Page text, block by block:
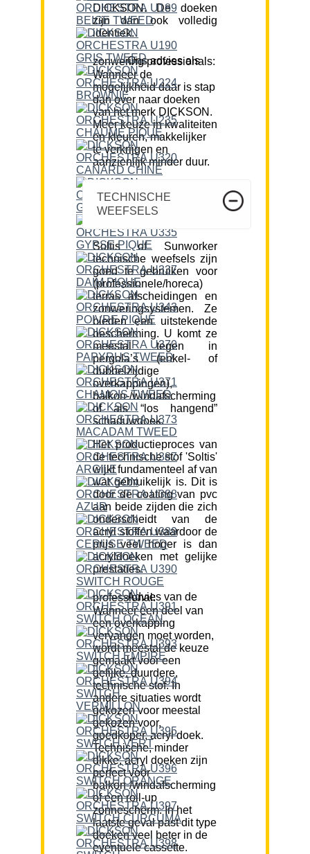
DICKSON. De doeken
zijn dan ook volledig
identiek.
Ons advies als zonwering professionals:
Wanneer de
mogelijkheid daar is stap
dan over naar doeken
van het merk DICKSON.
Meer keuze in kwaliteiten
en kleuren, makkelijker
te verkrijgen en
aanzienlijk minder duur.
TECHNISCHE
WEEFSELS
Soltis of Sunworker
technische weefsels zijn
goed te gebruiken voor
(professionele/horeca)
terras afscheidingen en
zonweringsystemen. Ze
bieden een uitstekende
bescherming. U komt ze
meestal tegen in
pergola’s (enkel- of
dubbelzijdige
overkappingen),
balkon-/windafscherming
of als “los hangend”
schaduwdoek.
Het productieproces van
de technische stof 'Soltis'
wijkt fundamenteel af van
wat gebruikelijk is. Dit is
door de coating van pvc
aan beide zijden die zich
onderscheidt van de
acryl stoffen waardoor de
prijs veel hoger is dan
acryldoeken met gelijke
prestaties.
Advies van de professional:
Wanneer een deel van
een overkapping
vervangen moet worden,
wordt meestal de keuze
gemaakt voor een
gelijke, duurdere,
technische stof. In
andere situaties wordt
gekozen voor meestal
gekozen voor,
goedkoper, acryl doek.
Technische, minder
dikke, acryl doeken zijn
perfect voor
balkon-/windafscherming
of een roll-up
zonnescherm. In het
laatste geval past dit type
doeken veel beter in de
eventuele cassette.